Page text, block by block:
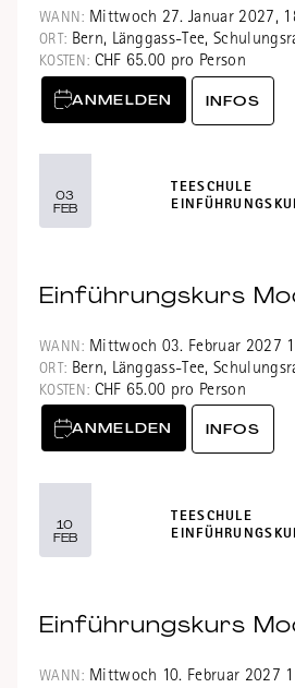
WANN: Mittwoch 27. Januar 2027,
ORT: Bern, Länggass-Tee,
KOSTEN: CHF 65.00 pro Person
ANMELDEN INFOS
03
FEB
TEESCHULE
Einführungskurs
WANN: Mittwoch 03. Februar 2027
ORT: Bern, Länggass-Tee,
KOSTEN: CHF 65.00 pro Person
ANMELDEN INFOS
10
FEB
TEESCHULE
Einführungskurs
WANN: Mittwoch 10. Februar 2027